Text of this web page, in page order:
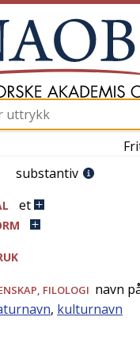
substantiv
et
, FILOLOGI navn
, kulturnavn